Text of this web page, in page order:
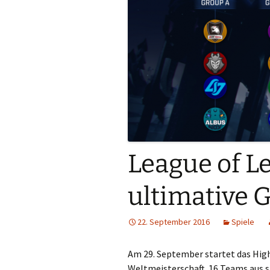
League of
ultimative
22. September 2016 Spiele
Am 29. September startet das